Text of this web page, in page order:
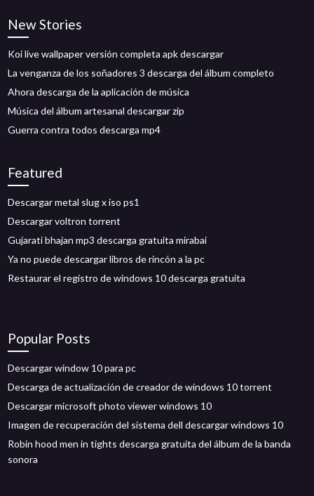
New Stories
Koi live wallpaper versión completa apk descargar
La venganza de los soñadores 3 descarga del álbum completo
Ahora descarga de la aplicación de música
Música del álbum artesanal descargar zip
Guerra contra todos descarga mp4
Featured
Descargar metal slug x iso ps1
Descargar voltron torrent
Gujarati bhajan mp3 descarga gratuita mirabai
Ya no puede descargar libros de rincón a la pc
Restaurar el registro de windows 10 descarga gratuita
Popular Posts
Descargar window 10 para pc
Descarga de actualización de creador de windows 10 torrent
Descargar microsoft photo viewer windows 10
Imagen de recuperación del sistema dell descargar windows 10
Robin hood men in tights descarga gratuita del álbum de la banda
sonora